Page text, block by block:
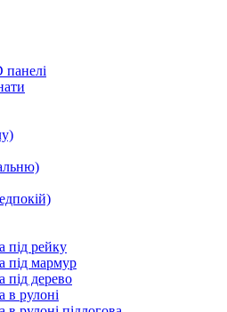
панелі
під рейку
під мармур
під дерево
в рулоні